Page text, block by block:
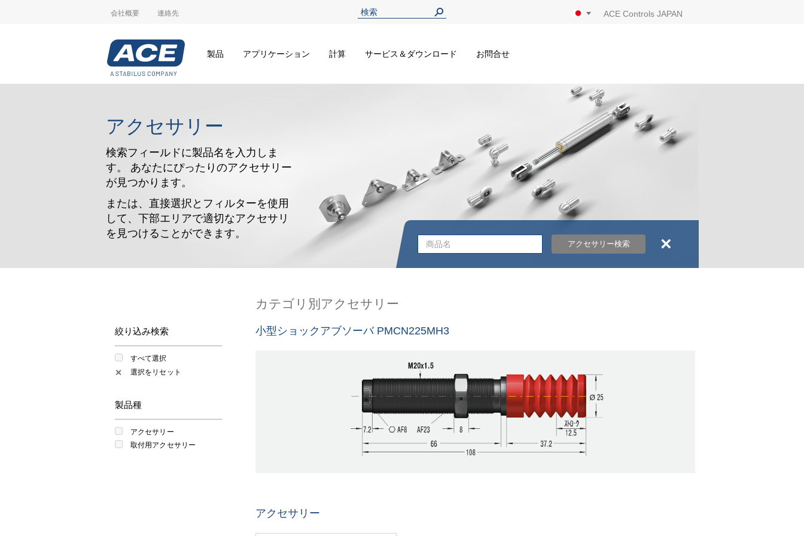
会社概要 連絡先 ACE Controls JAPAN
製品 アプリケーション 計算 サービス＆ダウンロード お問合せ
アクセサリー
検索フィールドに製品名を入力しま
す。 あなたにぴったりのアクセサリー
が見つかります。
または、直接選択とフィルターを使用
して、下部エリアで適切なアクセサリ
を見つけることができます。
アクセサリー検索 ×
絞り込み検索
すべて選択
✕ 選択をリセット
製品種
アクセサリー
取付用アクセサリー
カテゴリ別アクセサリー
小型ショックアブソーバ PMCN225MH3
アクセサリー